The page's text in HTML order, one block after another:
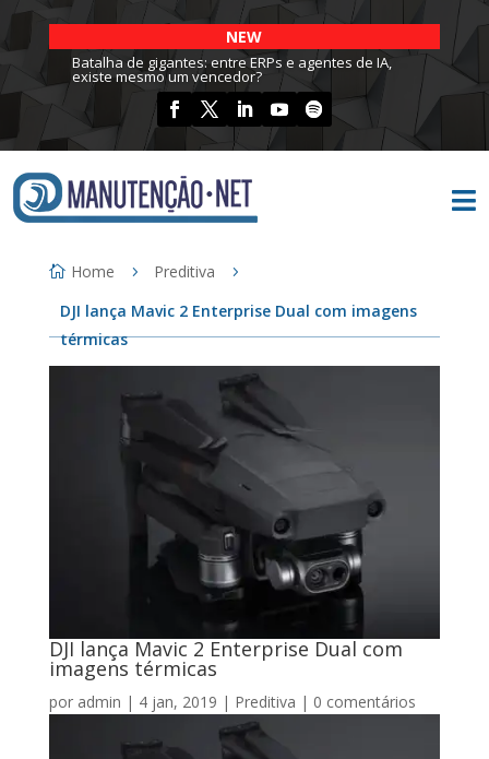
NEW
Batalha de gigantes: entre ERPs e agentes de IA,
existe mesmo um vencedor?

Home
Preditiva
DJI lança Mavic 2 Enterprise Dual com imagens
térmicas
DJI lança Mavic 2 Enterprise Dual com
imagens térmicas
por admin | 4 jan, 2019 | Preditiva | 0 comentários